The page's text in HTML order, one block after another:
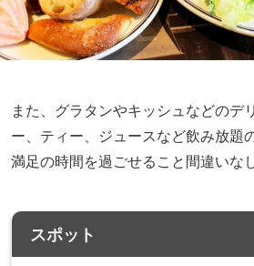
また、グラタンやキッシュなどのデ
ー、ティー、ジュースなど飲み放題
満足の時間を過ごせること間違いな
スポット